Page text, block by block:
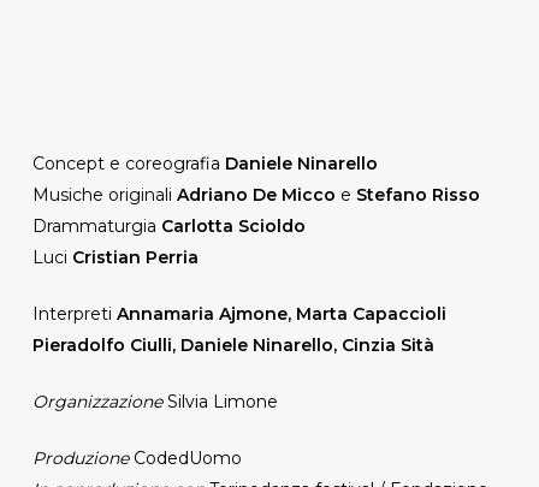
Concept e coreografia Daniele Ninarello
Musiche originali Adriano De Micco e Stefano Risso
Drammaturgia Carlotta Scioldo
Luci Cristian Perria
Interpreti Annamaria Ajmone, Marta Capaccioli
Pieradolfo Ciulli, Daniele Ninarello, Cinzia Sità
OrganizzazioneSilvia Limone
Produzione CodedUomo